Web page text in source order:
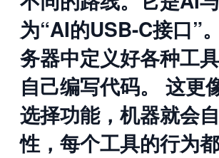
为“AI的USB-C接口”
务器中定义好各种工
自己编写代码。 这
选择功能，机器就会
性，每个工具的行为